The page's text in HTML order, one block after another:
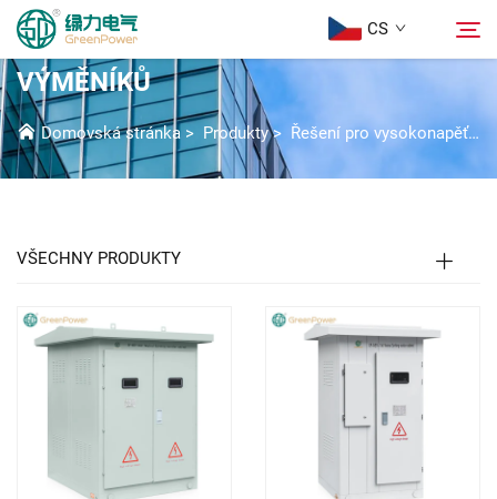
CS
Produkty
Informace o nás
Řešení
Kontaktujte nás
ŘEŠENÍ VYSOKONAPĚŤOVÝCH
VÝMĚNÍKŮ
Domovská stránka > Produkty> Řešení pro vysokonapěťové spínací zařízení
VŠECHNY PRODUKTY